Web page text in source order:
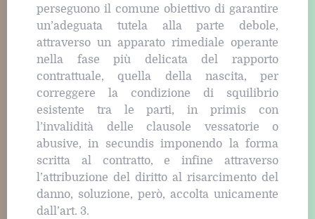
perseguono il comune obiettivo di garantire
un’adeguata tutela alla parte debole,
attraverso un apparato rimediale operante
nella fase più delicata del rapporto
contrattuale, quella della nascita, per
correggere la condizione di squilibrio
esistente tra le parti, in primis con
l’invalidità delle clausole vessatorie o
abusive, in secundis imponendo la forma
scritta al contratto, e infine attraverso
l’attribuzione del diritto al risarcimento del
danno, soluzione, però, accolta unicamente
dall’art. 3.